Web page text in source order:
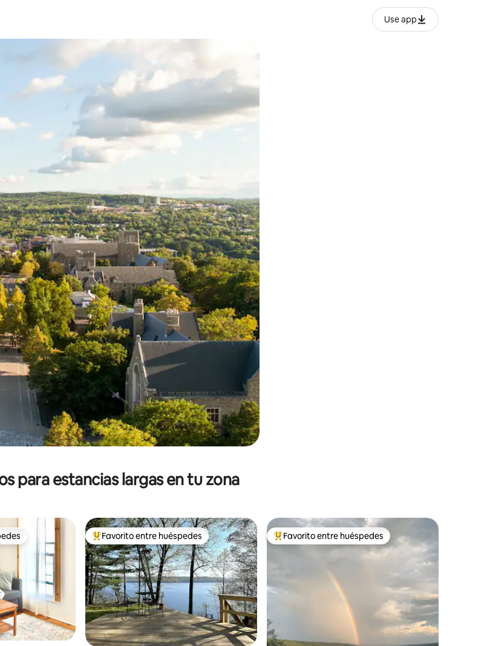
Use app
teclas de las flechas hacia arriba y hacia abajo, o bien tocando y deslizando la pantalla.
para estancias largas en tu zona
entre huéspedes De los mejores en Favorito entre huéspedes
Favorito entre huéspedes De los mejores en Favorito entre huéspedes
Favorito entre huéspedes